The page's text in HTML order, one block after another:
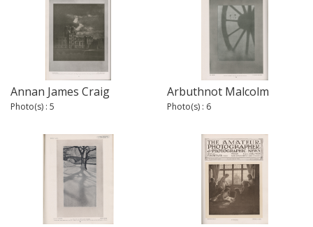
Annan James Craig
Photo(s) : 5
Arbuthnot Malcolm
Photo(s) : 6